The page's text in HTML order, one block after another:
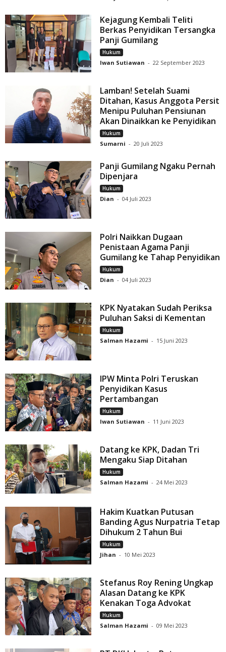
Kejagung Kembali Teliti
Berkas Penyidikan Tersangka
Panji Gumilang
Hukum
Iwan Sutiawan - 22 September 2023
Lamban! Setelah Suami
Ditahan, Kasus Anggota Persit
Menipu Puluhan Pensiunan
Akan Dinaikkan ke Penyidikan
Hukum
Sumarni - 20 Juli 2023
Panji Gumilang Ngaku Pernah
Dipenjara
Hukum
Dian - 04 Juli 2023
Polri Naikkan Dugaan
Penistaan Agama Panji
Gumilang ke Tahap Penyidikan
Hukum
Dian - 04 Juli 2023
KPK Nyatakan Sudah Periksa
Puluhan Saksi di Kementan
Hukum
Salman Hazami - 15 Juni 2023
IPW Minta Polri Teruskan
Penyidikan Kasus
Pertambangan
Hukum
Iwan Sutiawan - 11 Juni 2023
Datang ke KPK, Dadan Tri
Mengaku Siap Ditahan
Hukum
Salman Hazami - 24 Mei 2023
Hakim Kuatkan Putusan
Banding Agus Nurpatria Tetap
Dihukum 2 Tahun Bui
Hukum
Jihan - 10 Mei 2023
Stefanus Roy Rening Ungkap
Alasan Datang ke KPK
Kenakan Toga Advokat
Hukum
Salman Hazami - 09 Mei 2023